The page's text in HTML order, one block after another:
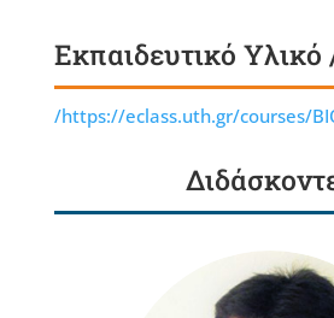
Εκπαιδευτικό
/https://eclass.uth.gr/courses/